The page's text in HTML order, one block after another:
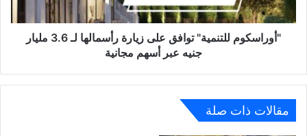
3.6
مليار
"أوراسكوم للتنمية" توافق على زيارة رأسمالها لـ 3.6 مليار
جنيه عبر أسهم مجانية
مقالات ذات صلة